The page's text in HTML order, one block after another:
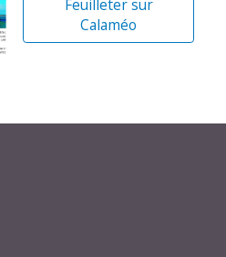
Feuilleter sur
Calaméo